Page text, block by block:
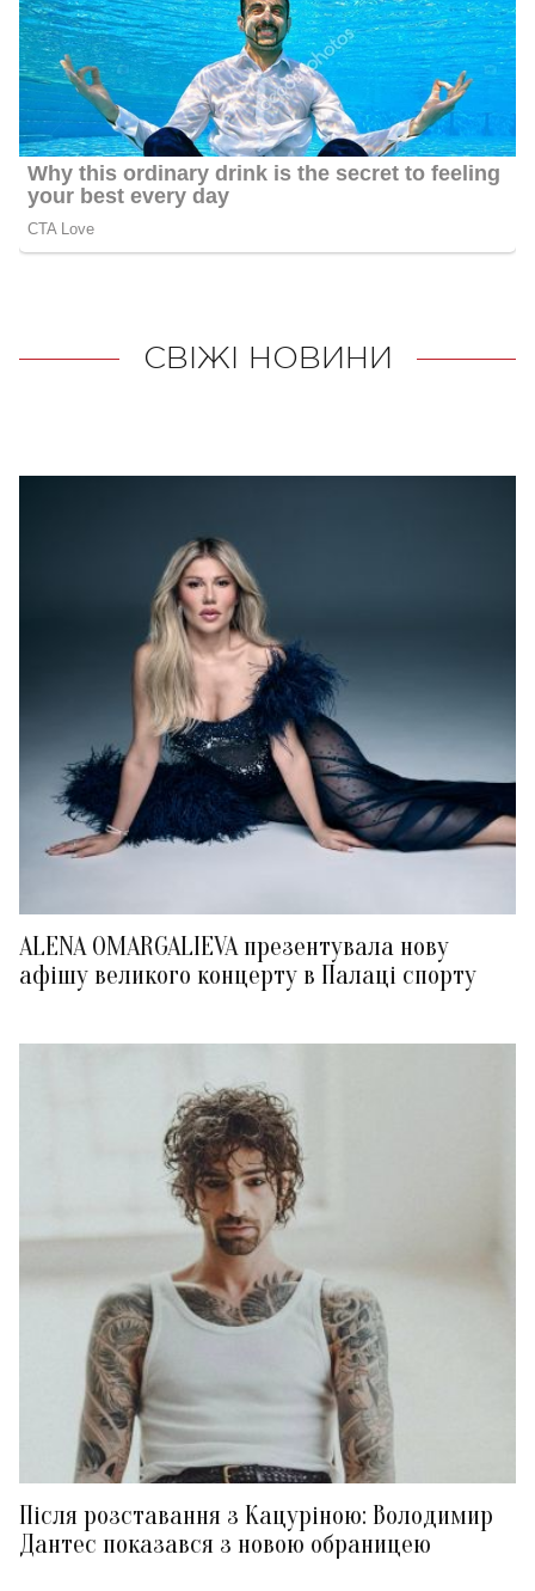
СВІЖІ НОВИНИ
ALENA OMARGALIEVA презентувала нову
афішу великого концерту в Палаці спорту
Після розставання з Кацуріною: Володимир
Дантес показався з новою обраницею